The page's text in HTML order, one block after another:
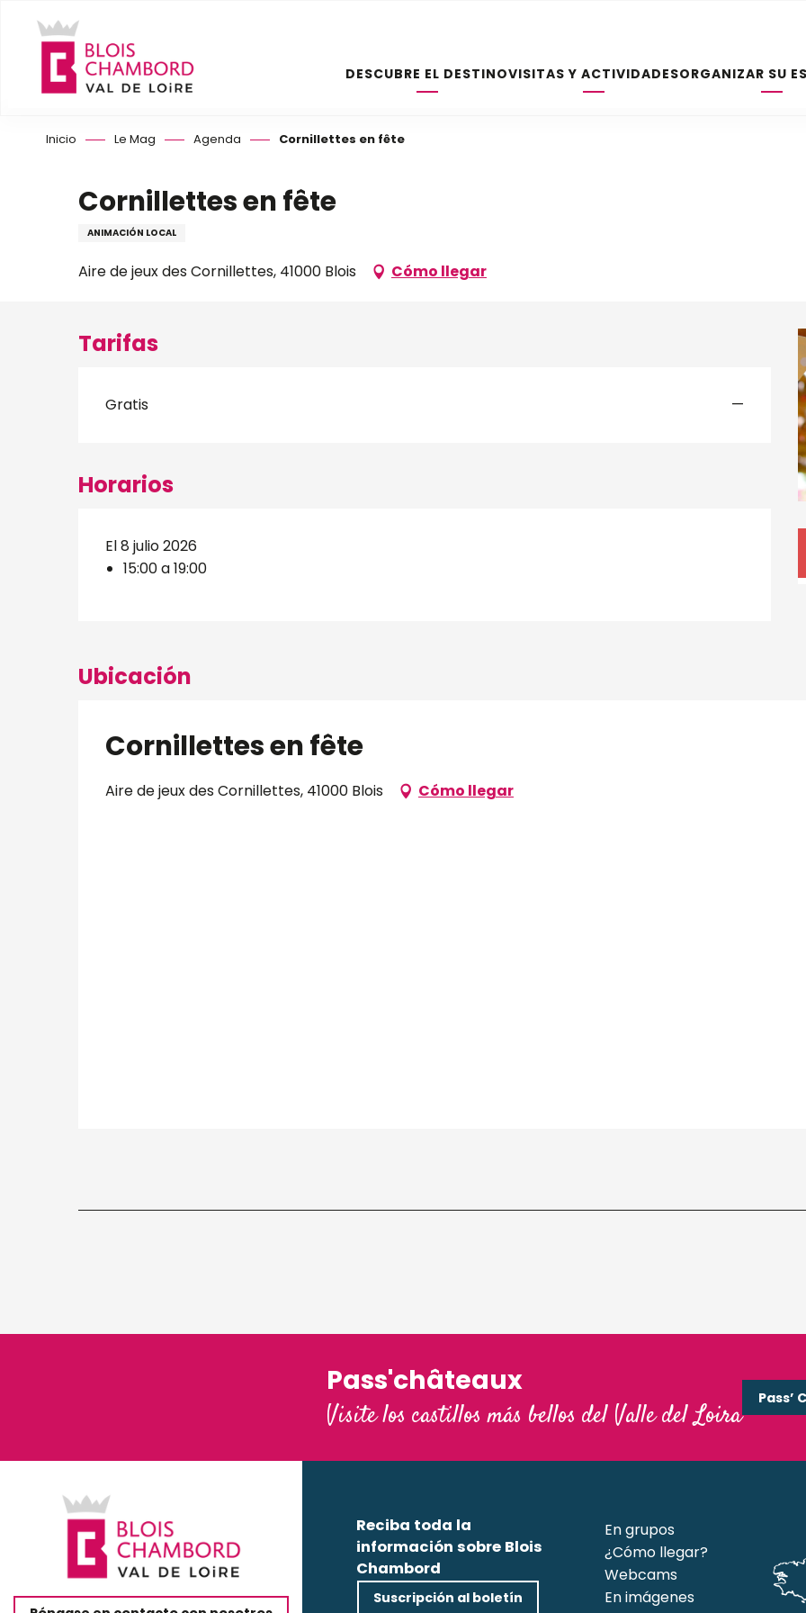
contenu
principal
DESCUBRE EL DESTINOVISITAS Y ACTIVIDADESORGANIZAR SU
Inicio Le Mag Agenda Cornillettes en fête
Cornillettes en fête
ANIMACIÓN LOCAL
Aire de jeux des Cornillettes, 41000 Blois Cómo llegar
Tarifas
Gratis —
Horarios
El 8 julio 2026
15:00 a 19:00
Ubicación
Cornillettes en fête
Aire de jeux des Cornillettes, 41000 Blois Cómo llegar
Pass'châteaux
Visite los castillos más bellos del Valle del Loira
Pass’
Reciba toda la
información sobre Blois
Chambord
Suscripción al boletín
En grupos
¿Cómo llegar?
Webcams
En imágenes